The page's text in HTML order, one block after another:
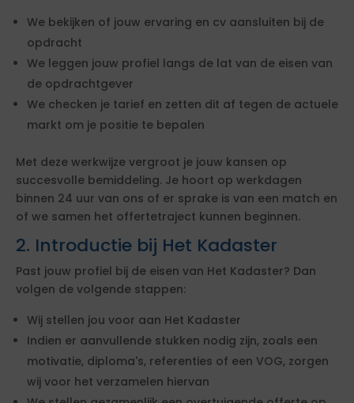
We bekijken of jouw ervaring en cv aansluiten bij de
opdracht
We leggen jouw profiel langs de lat van de eisen van
de opdrachtgever
We checken je tarief en zetten dit af tegen de actuele
markt om je positie te bepalen
Met deze werkwijze vergroot je jouw kansen op
succesvolle bemiddeling. Je hoort op werkdagen
binnen 24 uur van ons of er sprake is van een match en
of we samen het offertetraject kunnen beginnen.
2. Introductie bij Het Kadaster
Past jouw profiel bij de eisen van Het Kadaster? Dan
volgen de volgende stappen:
Wij stellen jou voor aan Het Kadaster
Indien er aanvullende stukken nodig zijn, zoals een
motivatie, diploma's, referenties of een VOG, zorgen
wij voor het verzamelen hiervan